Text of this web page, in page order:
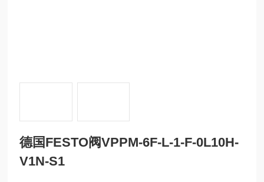
德国FESTO阀VPPM-6F-L-1-F-0L10H-
V1N-S1